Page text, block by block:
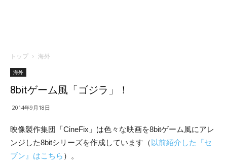
トップ 海外
海外
8bitゲーム風「ゴジラ」！
2014年9月18日
映像製作集団「CineFix」は色々な映画を8bitゲーム風にアレ
ンジした8bitシリーズを作成しています（ 以前紹介した『セ
ブン』はこちら ）。